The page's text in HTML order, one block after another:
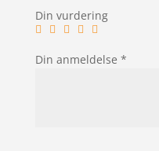
Din vurdering
Din anmeldelse *